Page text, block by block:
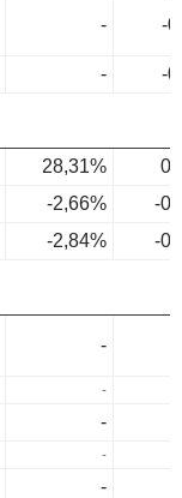
- -
- -
28,31%
-2,66%
-
-2,84% -
-
-
-
-
-